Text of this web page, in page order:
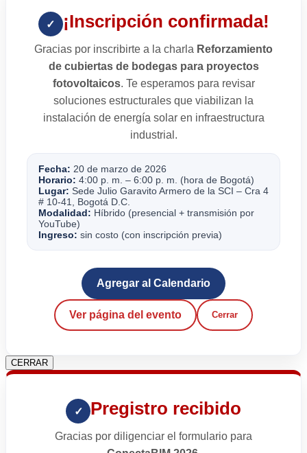
✓ ¡Inscripción confirmada!
Gracias por inscribirte a la charla Reforzamiento
de cubiertas de bodegas para proyectos
fotovoltaicos. Te esperamos para revisar
soluciones estructurales que viabilizan la
instalación de energía solar en infraestructura
industrial.
Fecha: 20 de marzo de 2026
Horario: 4:00 p. m. – 6:00 p. m. (hora de Bogotá)
Lugar: Sede Julio Garavito Armero de la SCI – Cra 4
# 10-41, Bogotá D.C.
Modalidad: Híbrido (presencial + transmisión por
YouTube)
Ingreso: sin costo (con inscripción previa)
Agregar al Calendario
Ver página del evento Cerrar
CERRAR
✓ Pregistro recibido
Gracias por diligenciar el formulario para